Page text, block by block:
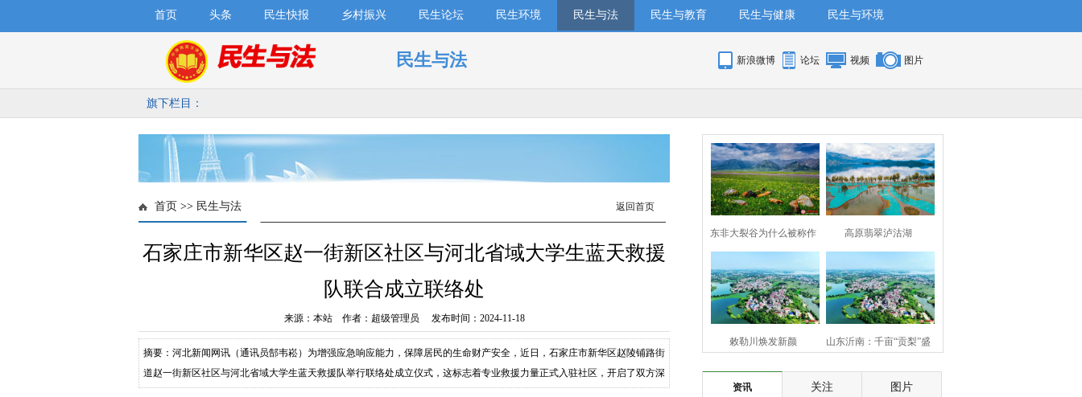
首页 头条 民生快报 乡村振兴 民生论坛 民生环境 民生与法 民生与教育 民生与健康 民生与环境
民生与法 新浪微博 论坛 视频 图片
旗下栏目：
首页 >> 民生与法 返回首页
石家庄市新华区赵一街新区社区与河北省域大学生蓝天救援
队联合成立联络处
来源：本站 作者：超级管理员 发布时间：2024-11-18
摘要：河北新闻网讯（通讯员郜韦崧）为增强应急响应能力，保障居民的生命财产安全，近日，石家庄市新华区赵陵铺路街
道赵一街新区社区与河北省域大学生蓝天救援队举行联络处成立仪式，这标志着专业救援力量正式入驻社区，开启了双方深
东非大裂谷为什么被称作
地球上*大的伤疤？
高原翡翠泸沽湖
敕勒川焕发新颜 山东沂南：千亩“贡梨”盛
资讯
关注 图片